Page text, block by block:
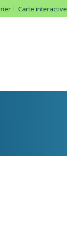
Carte interactive